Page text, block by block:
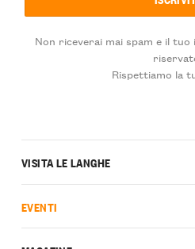
Non riceverai mai spam e il
Rispettiamo la
VISITA LE LANGHE
EVENTI